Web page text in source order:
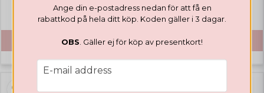
€ 25,67
BUY
€ 6,13
BUY
Ange din e-postadress nedan för att få en
rabattkod på hela ditt köp. Koden gäller i 3 dagar.
OBS . Gäller ej för köp av presentkort!
email
E-mail address